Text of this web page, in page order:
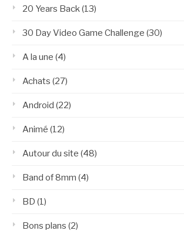
20 Years Back(13)
30 Day Video Game Challenge (30)
A la une (4)
Achats (27)
Android (22)
Animé (12)
Autour du site (48)
Band of 8mm (4)
BD (1)
Bons plans (2)